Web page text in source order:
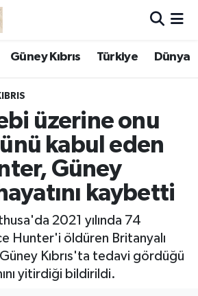
Güney Kıbrıs Türkiye Dünya
üzerine onu
kabul eden
Güney
kaybetti
2021 yılında 74
Hunter'i öldüren Britanyalı
Kıbrıs'ta tedavi gördüğü
yitirdiği bildirildi.
Durumu ve Fikstür